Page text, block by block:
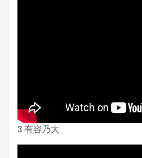
3 有容乃大